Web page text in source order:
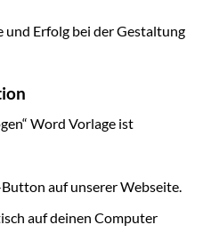
Erfolg bei der Gestaltung
Word Vorlage ist
auf unserer Webseite.
auf deinen Computer